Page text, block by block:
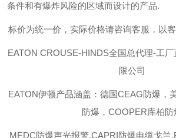
条件和有爆炸风险的区域而设计的产品.
标价为统一价，实际价格请咨询客服，以
EATON CROUSE-HINDS全国总代理-工
限公司
EATON伊顿产品涵盖：德国CEAG防爆，
防爆，COOPER库柏防
MEDC防爆声光报警,CAPRI防爆电缆戈兰